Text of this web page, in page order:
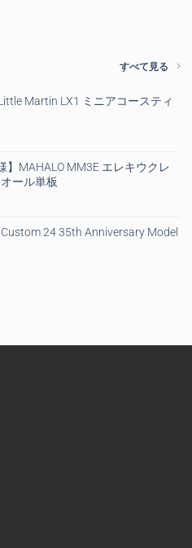
すべて見る
Martin LX1 ミニアコースティ
】MAHALO MM3E エレキウクレ
ール単板
Custom 24 35th Anniversary Model